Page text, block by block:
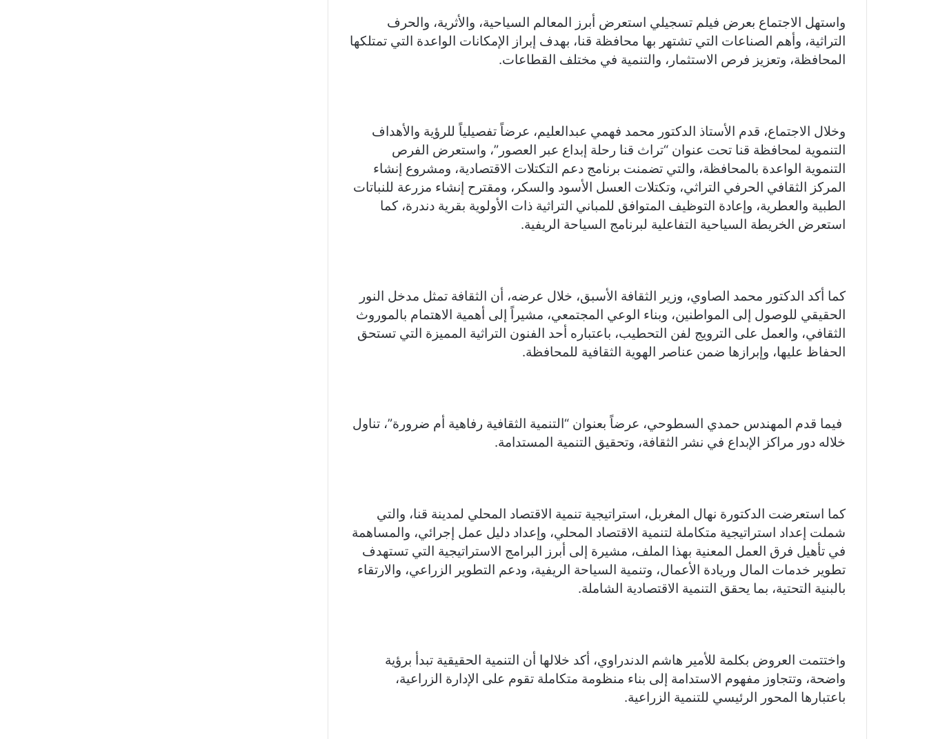
واستهل الاجتماع بعرض فيلم تسجيلي استعرض أبرز المعالم السياحية، والأثرية، والحرف
التراثية، وأهم الصناعات التي تشتهر بها محافظة قنا، بهدف إبراز الإمكانات الواعدة التي تمتلكها
المحافظة، وتعزيز فرص الاستثمار، والتنمية في مختلف القطاعات.
وخلال الاجتماع، قدم الأستاذ الدكتور محمد فهمي عبدالعليم، عرضاً تفصيلياً للرؤية والأهداف
التنموية لمحافظة قنا تحت عنوان “تراث قنا رحلة إبداع عبر العصور”، واستعرض الفرص
التنموية الواعدة بالمحافظة، والتي تضمنت برنامج دعم التكتلات الاقتصادية، ومشروع إنشاء
المركز الثقافي الحرفي التراثي، وتكتلات العسل الأسود والسكر، ومقترح إنشاء مزرعة للنباتات
الطبية والعطرية، وإعادة التوظيف المتوافق للمباني التراثية ذات الأولوية بقرية دندرة، كما
استعرض الخريطة السياحية التفاعلية لبرنامج السياحة الريفية.
كما أكد الدكتور محمد الصاوي، وزير الثقافة الأسبق، خلال عرضه، أن الثقافة تمثل مدخل النور
الحقيقي للوصول إلى المواطنين، وبناء الوعي المجتمعي، مشيراً إلى أهمية الاهتمام بالموروث
الثقافي، والعمل على الترويج لفن التحطيب، باعتباره أحد الفنون التراثية المميزة التي تستحق
الحفاظ عليها، وإبرازها ضمن عناصر الهوية الثقافية للمحافظة.
فيما قدم المهندس حمدي السطوحي، عرضاً بعنوان “التنمية الثقافية رفاهية أم ضرورة”، تناول
خلاله دور مراكز الإبداع في نشر الثقافة، وتحقيق التنمية المستدامة.
كما استعرضت الدكتورة نهال المغربل، استراتيجية تنمية الاقتصاد المحلي لمدينة قنا، والتي
شملت إعداد استراتيجية متكاملة لتنمية الاقتصاد المحلي، وإعداد دليل عمل إجرائي، والمساهمة
في تأهيل فرق العمل المعنية بهذا الملف، مشيرة إلى أبرز البرامج الاستراتيجية التي تستهدف
تطوير خدمات المال وريادة الأعمال، وتنمية السياحة الريفية، ودعم التطوير الزراعي، والارتقاء
بالبنية التحتية، بما يحقق التنمية الاقتصادية الشاملة.
واختتمت العروض بكلمة للأمير هاشم الدندراوي، أكد خلالها أن التنمية الحقيقية تبدأ برؤية
واضحة، وتتجاوز مفهوم الاستدامة إلى بناء منظومة متكاملة تقوم على الإدارة الزراعية،
باعتبارها المحور الرئيسي للتنمية الزراعية.